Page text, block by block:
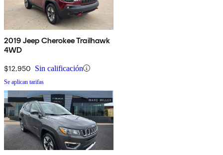
2019 Jeep Cherokee Trailhawk
4WD
$12,950 Sin calificación
Se aplican tarifas